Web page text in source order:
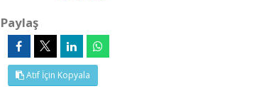
Paylaş
Atıf İçin Kopyala